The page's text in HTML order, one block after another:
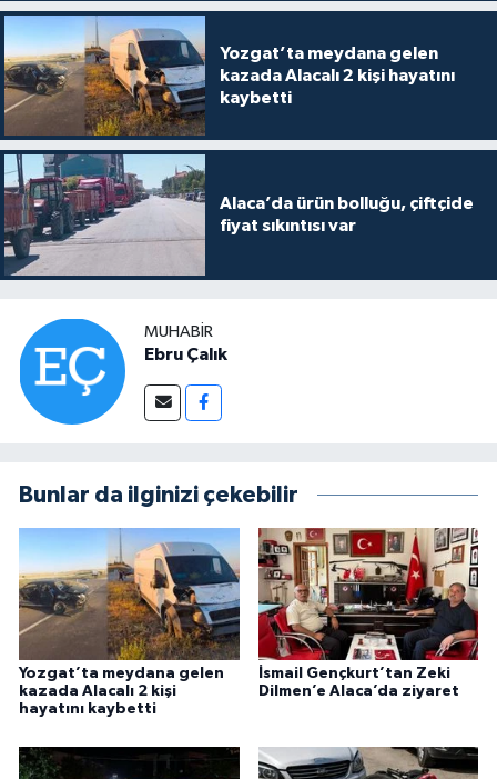
Yozgat’ta meydana gelen
kazada Alacalı 2 kişi hayatını
kaybetti
Alaca’da ürün bolluğu, çiftçide
fiyat sıkıntısı var
MUHABIR
Ebru Çalık
Bunlar da ilginizi çekebilir
Yozgat’ta meydana gelen
kazada Alacalı 2 kişi
hayatını kaybetti
İsmail Gençkurt’tan Zeki
Dilmen’e Alaca’da ziyaret